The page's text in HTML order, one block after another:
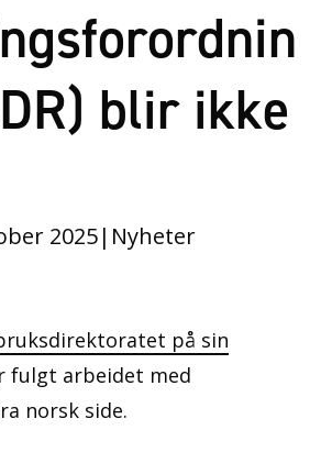
blir ikke
2025| Nyheter
på sin
fulgt arbeidet med
norsk side.